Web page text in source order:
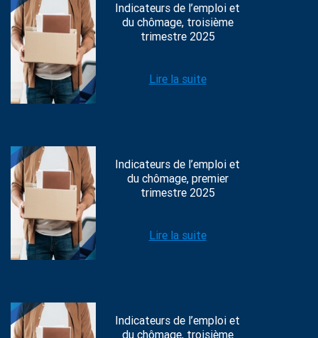
Indicateurs de l’emploi et
du chômage, troisième
trimestre 2025
Lire la suite
Indicateurs de l’emploi et
du chômage, premier
trimestre 2025
Lire la suite
Indicateurs de l’emploi et
du chômage, troisième